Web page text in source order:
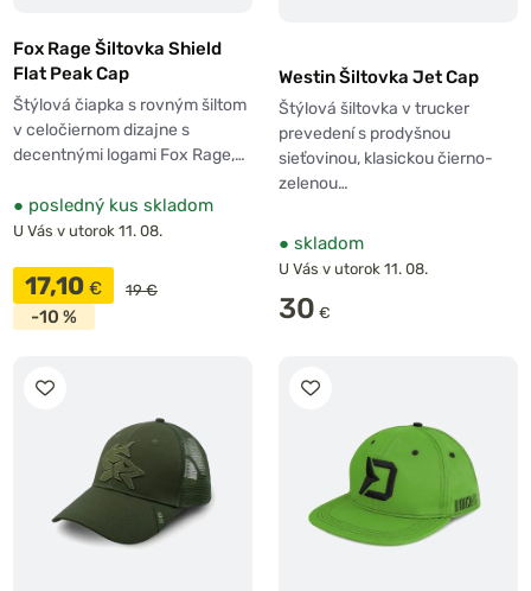
Fox Rage Šiltovka Shield
Flat Peak Cap
Štýlová čiapka s rovným šiltom
v celočiernom dizajne s
decentnými logami Fox Rage,…
● posledný kus skladom
U Vás v utorok 11. 08.
17,10 € 19 €
-10 %
Westin Šiltovka Jet Cap
Štýlová šiltovka v trucker
prevedení s prodyšnou
sieťovinou, klasickou čierno-
zelenou…
● skladom
U Vás v utorok 11. 08.
30 €